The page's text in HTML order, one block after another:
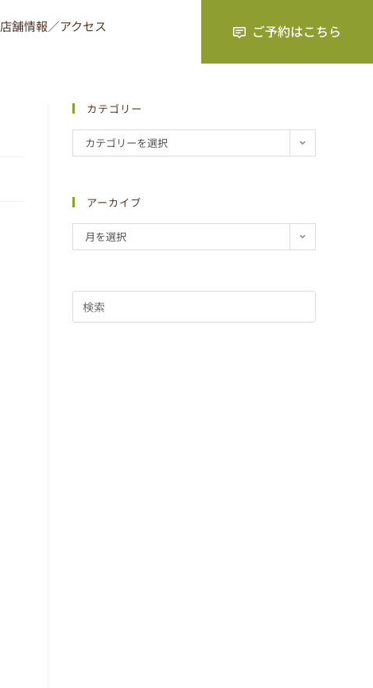
店舗情報／アクセス
カテゴリー
カテゴリーを選択
アーカイブ
月を選択